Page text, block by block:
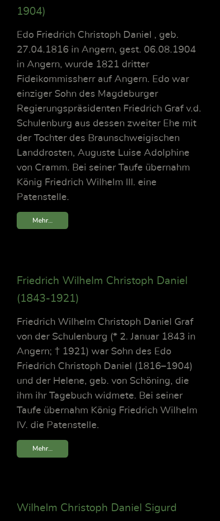
1904)
Edo Friedrich Christoph Daniel , geb.
27.04.1816 in Angern, gest. 06.08.1904
in Angern, wurde 1821 dritter
Fideikommissherr auf Angern. Edo war
einziger Sohn des Magdeburger
Regierungspräsidenten Friedrich Graf v.d.
Schulenburg aus dessen zweiter Ehe mit
der Tochter des Braunschweigischen
Landdrosten, Auguste Luise Adolphine
von Cramm. Bei seiner Taufe übernahm
König Friedrich Wilhelm III. eine
Patenstelle.
Mehr...
Friedrich Wilhelm Christoph Daniel
(1843-1921)
Friedrich Wilhelm Christoph Daniel Graf
von der Schulenburg (* 2. Januar 1843 in
Angern; † 1921) war Sohn des Edo
Friedrich Christoph Daniel (1816–1904)
und der Helene, geb. von Schöning, die
ihm ihr Tagebuch widmete. Bei seiner
Taufe übernahm König Friedrich Wilhelm
IV. die Patenstelle.
Mehr...
Wilhelm Christoph Daniel Sigurd